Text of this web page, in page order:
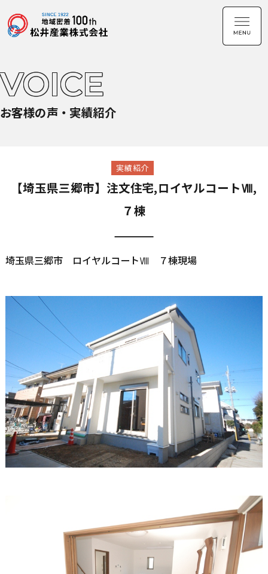
VOICE
お客様の声・実績紹介
実績紹介
【埼玉県三郷市】注文住宅,ロイヤルコートⅧ,
７棟
埼玉県三郷市 ロイヤルコートⅧ ７棟現場